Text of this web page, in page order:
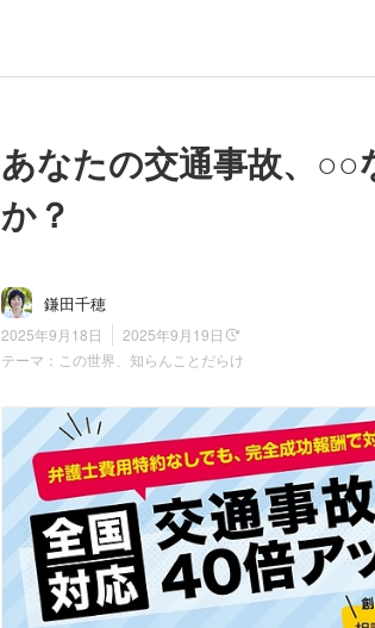
あなたの交通事故、
か？
鎌田千穂
2025年9月18日
2025年9月19日
テーマ： この世界、知らんことだらけ